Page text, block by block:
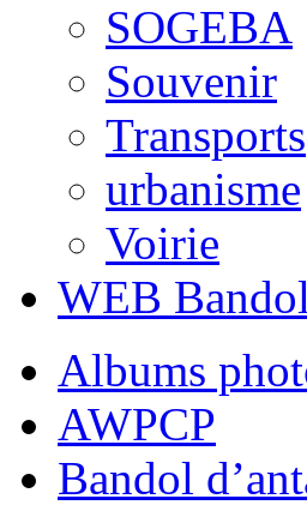
SOGEBA
Souvenir
Transports
urbanisme
Voirie
WEB
Albums
AWPCP
Bandol